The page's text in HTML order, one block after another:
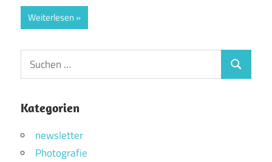
Weiterlesen
Suchen
nach:
Suchen
Kategorien
newsletter
Photografie